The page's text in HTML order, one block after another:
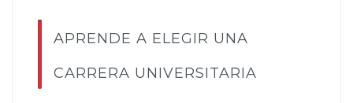
APRENDE A ELEGIR UNA
CARRERA UNIVERSITARIA